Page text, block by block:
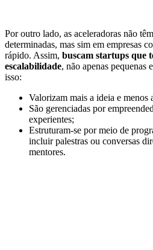
Por outro lado, as aceleradoras não
determinadas, mas sim em empresas
rápido. Assim, buscam startups que
escalabilidade, não apenas pequenas
isso:
Valorizam mais a ideia e menos
São gerenciadas por
experientes;
Estruturam-se por meio de
incluir palestras ou conversas
mentores.